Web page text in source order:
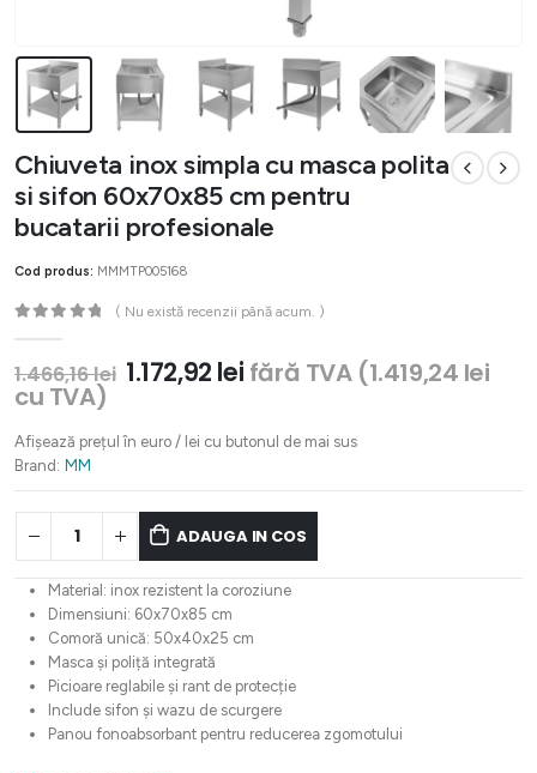
Chiuveta inox simpla cu masca polita
si sifon 60x70x85 cm pentru
bucatarii profesionale
Cod produs: MMMTP005168
( Nu există recenzii până acum. )
1.466,16lei Prețul
inițial
fost:
1.172,92 leiPrețul
1.172,92 lei.
fără TVA (1.419,24 lei
cu TVA)
Afișează prețul în euro / lei cu butonul de mai sus
Brand: MM
ADAUGA IN COS
Material: inox rezistent la coroziune
Dimensiuni: 60x70x85 cm
Comoră unică: 50x40x25 cm
Masca și poliță integrată
Picioare reglabile și rant de protecție
Include sifon și wazu de scurgere
Panou fonoabsorbant pentru reducerea zgomotului